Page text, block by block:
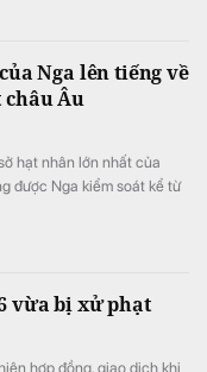
Nga lên tiếng về
Âu
hạt nhân lớn nhất của
được Nga kiểm soát kể từ
vừa bị xử phạt
hợp đồng, giao dịch khi